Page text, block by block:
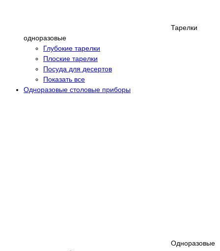
Тарелки
одноразовые
Глубокие тарелки
Плоские тарелки
Посуда для десертов
Показать все
Одноразовые столовые приборы
Одноразовые